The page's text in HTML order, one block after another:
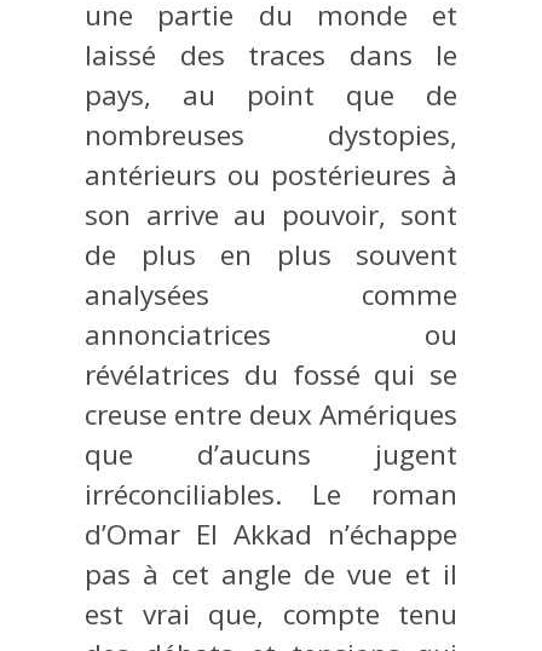
une partie du monde et
laissé des traces dans le
pays, au point que de
nombreuses dystopies,
antérieurs ou postérieures à
son arrive au pouvoir, sont
de plus en plus souvent
analysées comme
annonciatrices ou
révélatrices du fossé qui se
creuse entre deux Amériques
que d’aucuns jugent
irréconciliables. Le roman
d’Omar El Akkad n’échappe
pas à cet angle de vue et il
est vrai que, compte tenu